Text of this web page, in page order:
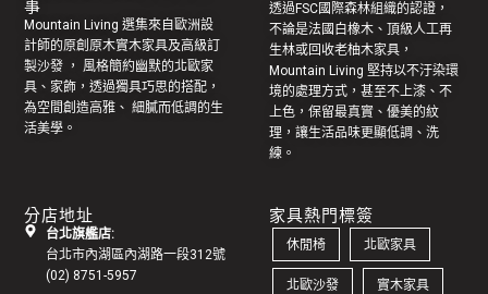
事
Mountain Living 選集來自歐洲設
計師的原創 原木實木家具及高級訂
製沙發 ， 風格簡約幽默的北歐家
具 、家飾，透過獨具巧思的搭配，
為空間創造高雅、 細膩而低調的生
活美學。
透過FSC國際森林組織的認證，
不論是法國白橡木、頂級人工再
生林或回收老柚木家具 ，
Mountain Living 堅持以不汙染環
境的處理方式，甚至不上漆、不
上色，保留最真實、優美的紋
理，讓生活品味更顯低調、洗
練。
分店地址
台北旗艦店:
台北市內湖區內湖路一段312號
(02) 8751-5957
家具熱門標簽
休閒椅 北歐家具
北歐沙發 實木家具